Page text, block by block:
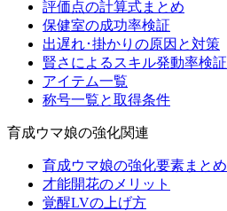
評価点の計算式まとめ
保健室の成功率検証
出遅れ･掛かりの原因と対策
賢さによるスキル発動率検証
アイテム一覧
称号一覧と取得条件
育成ウマ娘の強化関連
育成ウマ娘の強化要素まとめ
才能開花のメリット
覚醒LVの上げ方